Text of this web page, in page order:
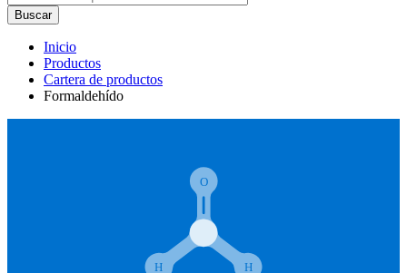
Inicio
Productos
Cartera de productos
Formaldehído